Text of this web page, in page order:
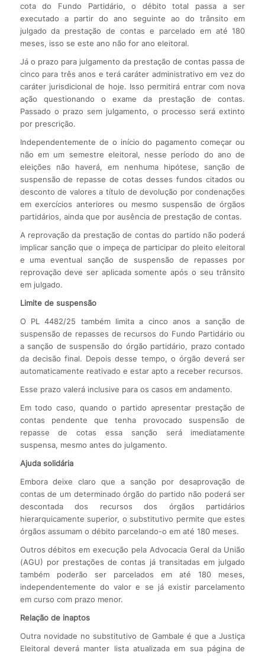
cota do Fundo Partidário, o débito total passa a ser
executado a partir do ano seguinte ao do trânsito em
julgado da prestação de contas e parcelado em até 180
meses, isso se este ano não for ano eleitoral.
Já o prazo para julgamento da prestação de contas passa de
cinco para três anos e terá caráter administrativo em vez do
caráter jurisdicional de hoje. Isso permitirá entrar com nova
ação questionando o exame da prestação de contas.
Passado o prazo sem julgamento, o processo será extinto
por prescrição.
Independentemente de o início do pagamento começar ou
não em um semestre eleitoral, nesse período do ano de
eleições não haverá, em nenhuma hipótese, sanção de
suspensão de repasse de cotas desses fundos citados ou
desconto de valores a título de devolução por condenações
em exercícios anteriores ou mesmo suspensão de órgãos
partidários, ainda que por ausência de prestação de contas.
A reprovação da prestação de contas do partido não poderá
implicar sanção que o impeça de participar do pleito eleitoral
e uma eventual sanção de suspensão de repasses por
reprovação deve ser aplicada somente após o seu trânsito
em julgado.
Limite de suspensão
O PL 4482/25 também limita a cinco anos a sanção de
suspensão de repasses de recursos do Fundo Partidário ou
a sanção de suspensão do órgão partidário, prazo contado
da decisão final. Depois desse tempo, o órgão deverá ser
automaticamente reativado e estar apto a receber recursos.
Esse prazo valerá inclusive para os casos em andamento.
Em todo caso, quando o partido apresentar prestação de
contas pendente que tenha provocado suspensão de
repasse de cotas essa sanção será imediatamente
suspensa, mesmo antes do julgamento.
Ajuda solidária
Embora deixe claro que a sanção por desaprovação de
contas de um determinado órgão do partido não poderá ser
descontada dos recursos dos órgãos partidários
hierarquicamente superior, o substitutivo permite que estes
órgãos assumam o débito parcelando-o em até 180 meses.
Outros débitos em execução pela Advocacia Geral da União
(AGU) por prestações de contas já transitadas em julgado
também poderão ser parcelados em até 180 meses,
independentemente do valor e se já existir parcelamento
em curso com prazo menor.
Relação de inaptos
Outra novidade no substitutivo de Gambale é que a Justiça
Eleitoral deverá manter lista atualizada em sua página de